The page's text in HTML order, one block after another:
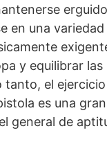
en una
y equilibrar las
tanto, el
es una
general de